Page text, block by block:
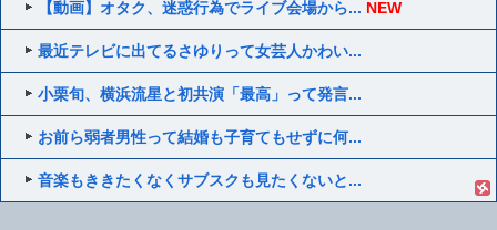
【動画】オタク、迷惑行為でライブ会場から... NEW
最近テレビに出てるさゆりって女芸人かわい...
小栗旬、横浜流星と初共演「最高」って発言...
お前ら弱者男性って結婚も子育てもせずに何...
音楽もききたくなくサブスクも見たくないと...